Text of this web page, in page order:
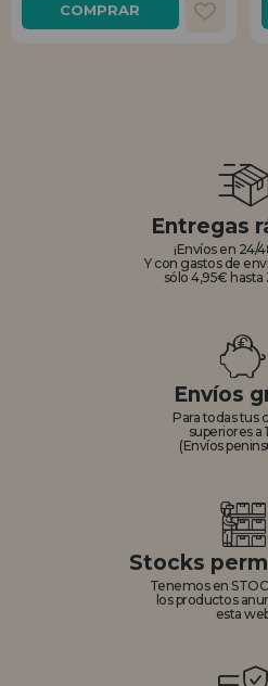
COMPRAR
Entregas
¡Envíos en 24/
Y con gastos de
sólo 4,95€ hasta
Envíos
Para todas tus
superiores a
(Envíos
Stocks
Tenemos en
los productos
esta